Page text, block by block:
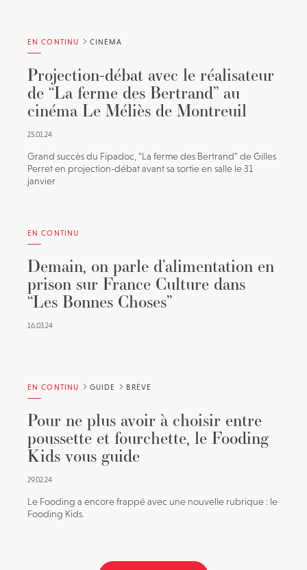
EN CONTINU CINÉMA
Projection-débat avec le réalisateur
de “La ferme des Bertrand” au
cinéma Le Méliès de Montreuil
25.01.24
Grand succès du Fipadoc, "La ferme des Bertrand" de Gilles
Perret en projection-débat avant sa sortie en salle le 31
janvier
EN CONTINU
Demain, on parle d’alimentation en
prison sur France Culture dans
“Les Bonnes Choses”
16.03.24
EN CONTINU GUIDE BRÈVE
Pour ne plus avoir à choisir entre
poussette et fourchette, le Fooding
Kids vous guide
29.02.24
Le Fooding a encore frappé avec une nouvelle rubrique : le
Fooding Kids.